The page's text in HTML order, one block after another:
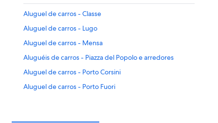
Aluguel de carros - Classe
Aluguel de carros - Lugo
Aluguel de carros - Mensa
Aluguéis de carros - Piazza del Popolo e arredores
Aluguel de carros - Porto Corsini
Aluguel de carros - Porto Fuori